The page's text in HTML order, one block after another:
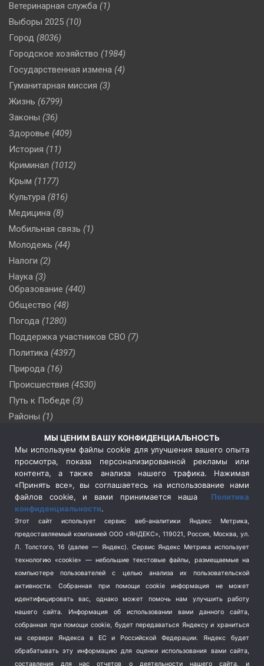
Ветеринарная служба (1)
Выборы 2025 (10)
Город (8036)
Городское хозяйство (1984)
Государственная измена (4)
Гуманитарная миссия (3)
Жизнь (6799)
Законы (36)
Здоровье (409)
История (11)
Криминал (1012)
Крым (1177)
Культура (816)
Медицина (8)
Мобильная связь (1)
Молодежь (44)
Налоги (2)
Наука (3)
Образование (440)
Общество (48)
Погода (1280)
Поддержка участников СВО (7)
Политика (4397)
Природа (16)
Происшествия (4530)
Путь к Победе (3)
Районы (1)
(510)
Сельское хозяйство (3)
Социальная политика
(3)
Спецоперация в Украине
Спецоперация на Украине
(404)
Спорт (740)
Терроризм (1)
Транспорт (262)
Туризм (178)
Школа и спорт (2)
Экология (8)
Экономика (1172)
МЫ ЦЕНИМ ВАШУ КОНФИДЕНЦИАЛЬНОСТЬ
Мы используем файлы cookie для улучшения вашего опыта
просмотра, показа персонализированной рекламы или
контента, а также анализа нашего трафика. Нажимая
«Принять все», вы соглашаетесь на использование нами
файлов cookie, и вами принимается наша Политика
конфиденциальности.
Этот сайт использует сервис веб-аналитики Яндекс Метрика,
предоставляемый компанией ООО «ЯНДЕКС», 119021, Россия, Москва, ул.
Л. Толстого, 16 (далее — Яндекс). Сервис Яндекс Метрика использует
технологию «cookie» — небольшие текстовые файлы, размещаемые на
компьютере пользователей с целью анализа их пользовательской
активности.
Собранная при помощи cookie информация не может
идентифицировать вас, однако может помочь нам улучшить работу
нашего сайта. Информация об использовании вами данного сайта,
собранная при помощи cookie, будет передаваться Яндексу и храниться
на сервере Яндекса в ЕС и Российской Федерации. Яндекс будет
обрабатывать эту информацию для оценки использования вами сайта,
составления для нас отчетов о деятельности нашего сайта, и